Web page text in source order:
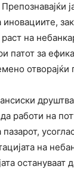
на
патот за
работи на
пазарот,
на